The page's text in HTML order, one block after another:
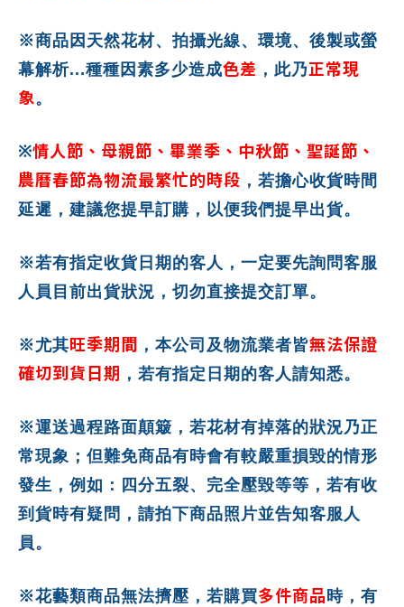
※商品因天然花材、拍攝光線、環境、後製或螢
幕解析...種種因素多少造成色差 ，此乃正常現
象。
※情人節、母親節、畢業季、中秋節、聖誕節、
農曆春節為物流最繁忙的時段 ，若擔心收貨時間
延遲，建議您提早訂購，以便我們提早出貨。
※若有指定收貨日期的客人，一定要先詢問客服
人員目前出貨狀況，切勿直接提交訂單。
※尤其旺季期間 ，本公司及物流業者皆無法保證
確切到貨日期 ，若有指定日期的客人請知悉。
※運送過程路面顛簸，若花材有掉落的狀況乃正
常現象；但難免商品有時會有較嚴重損毀的情形
發生，例如：四分五裂、完全壓毀等等，若有收
到貨時有疑問，請拍下商品照片並告知客服人
員。
※花藝類商品無法擠壓，若購買多件商品 時，有